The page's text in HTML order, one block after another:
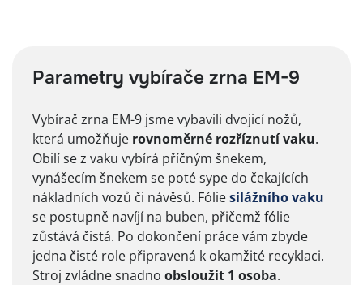
Parametry vybírače zrna EM-9
Vybírač zrna EM-9 jsme vybavili dvojicí nožů,
která umožňuje rovnoměrné rozříznutí vaku.
Obilí se z vaku vybírá příčným šnekem,
vynášecím šnekem se poté sype do čekajících
nákladních vozů či návěsů. Fólie silážního vaku
se postupně navíjí na buben, přičemž fólie
zůstává čistá. Po dokončení práce vám zbyde
jedna čisté role připravená k okamžité recyklaci.
Stroj zvládne snadno obsloužit 1 osoba.